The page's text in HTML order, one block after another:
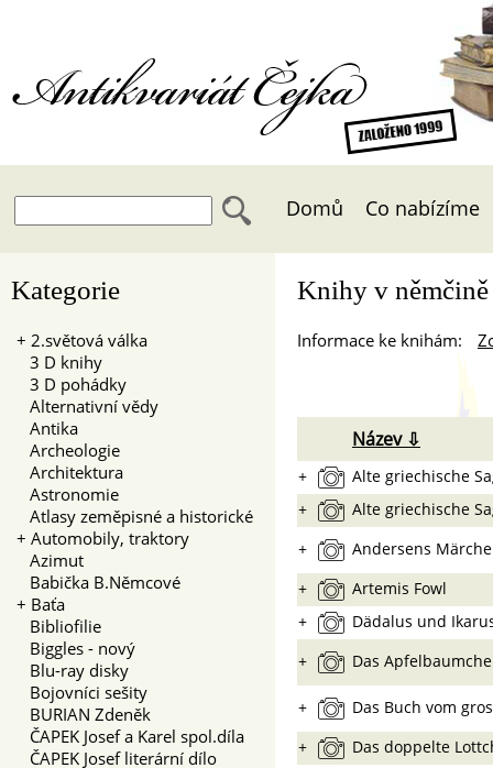
Antikvariát Čejka
Domů Co nabízíme
Kategorie
+ 2.světová válka
3 D knihy
3 D pohádky
Alternativní vědy
Antika
Archeologie
Architektura
Astronomie
Atlasy zeměpisné a historické
+ Automobily, traktory
Azimut
Babička B.Němcové
+ Baťa
Bibliofilie
Biggles - nový
Blu-ray disky
Bojovníci sešity
BURIAN Zdeněk
ČAPEK Josef a Karel spol.díla
ČAPEK Josef literární dílo
Knihy v němčině
Informace ke knihám:
Název ⇩
+
Alte griechische
+
Alte griechische
+
Andersens
+
Artemis Fowl
+
Dädalus und
+
Das
+
Das Buch vom
+
Das doppelte